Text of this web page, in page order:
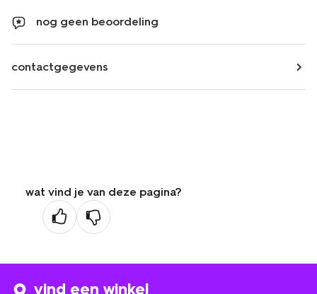
nog geen beoordeling
contactgegevens
wat vind je van deze pagina?
vind een winkel